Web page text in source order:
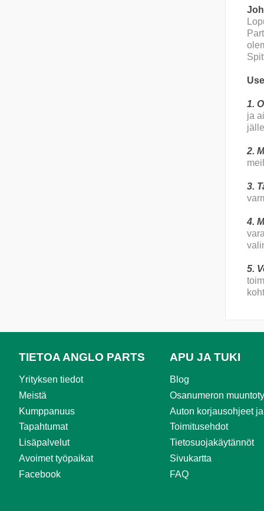
1.
ja
2.
3.
4.
5.
TIETOA ANGLO PARTS
Yrityksen tiedot
Meistä
Kumppanuus
Tapahtumat
Lisäpalvelut
Avoimet työpaikat
Facebook
APU JA TUKI
Blog
Osanumeron
Auton korjausohjeet
Toimitusehdot
Tietosuojakäytännöt
Sivukartta
FAQ